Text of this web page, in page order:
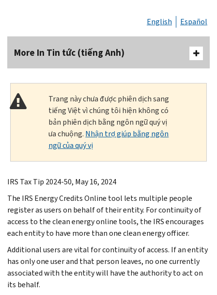
English Español
More In Tin tức (tiếng Anh)
Trang này chưa được phiên dịch sang
tiếng Việt vì chúng tôi hiện không có
bản phiên dịch bằng ngôn ngữ quý vị
ưa chuộng. Nhận trợ giúp bằng ngôn
ngữ của quý vị
IRS Tax Tip 2024-50, May 16, 2024
The IRS Energy Credits Online tool lets multiple people
register as users on behalf of their entity. For continuity of
access to the clean energy online tools, the IRS encourages
each entity to have more than one clean energy officer.
Additional users are vital for continuity of access. If an entity
has only one user and that person leaves, no one currently
associated with the entity will have the authority to act on
its behalf.